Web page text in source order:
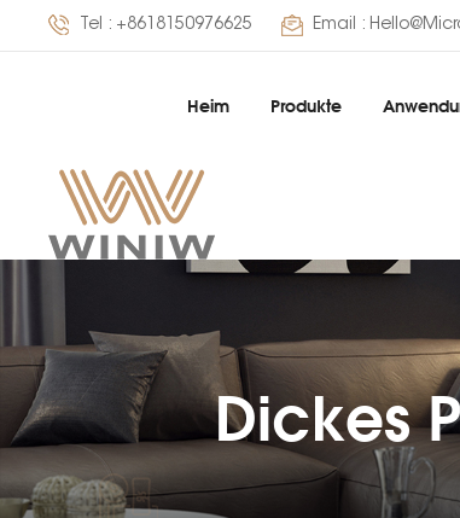
Tel : +8618150976625 Email :
Heim Produkte
Dickes